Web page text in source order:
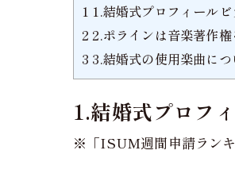
1 1.結婚式プロフィール
2 2.ポラインは音楽著作
3 3.結婚式の使用楽曲に
1.結婚式プロフ
※「ISUM週間申請ランキ